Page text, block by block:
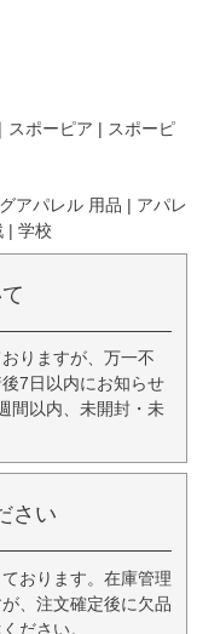
スポーピア | スポーピ
アパレル 用品 | アパレ
| 学校
りますが、万一不
7日以内にお知らせ
間以内、未開封・未
さい
おります。在庫管理
、注文確定後に欠品
ださい。